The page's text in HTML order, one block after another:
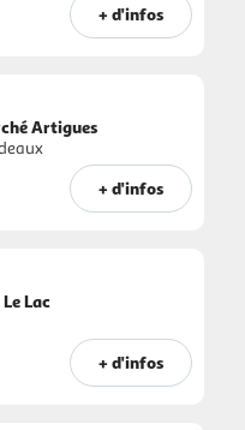
+ d'infos
Artigues
+ d'infos
Lac
+ d'infos